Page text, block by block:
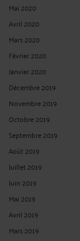
Mai 2020
Avril 2020
Mars 2020
Février 2020
Janvier 2020
Décembre 2019
Novembre 2019
Octobre 2019
Septembre 2019
Août 2019
Juillet 2019
Juin 2019
Mai 2019
Avril 2019
Mars 2019